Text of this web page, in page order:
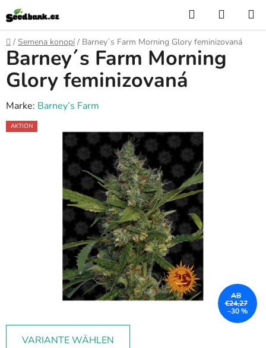
Zum
Inhalt
springen
Suchen
Startseite
/ Semena konopí / Barney´s Farm Morning Glory feminizovaná
VARIANTE WÄHLEN
Barney´s Farm Morning
Glory feminizovaná
Marke: Barney’s Farm
AKTION
AB
€24,27
–30 %